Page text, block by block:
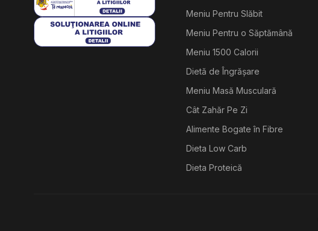
Meniu Pentru Slăbit
Meniu Pentru o Săptămână
Meniu 1500 Calorii
Dietă de Îngrășare
Meniu Masă Musculară
Cât Zahăr Pe Zi
Alimente Bogate în Fibre
Dieta Low Carb
Dieta Proteică